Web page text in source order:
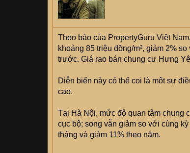
Theo báo của PropertyGuru Việt Nam,
khoảng 85 triệu đồng/m², giảm 2%
trước. Giá rao bán chung cư Hưng
Diễn biến này có thể coi là một sự
cao.
Tại Hà Nội, mức độ quan tâm chung
cục bộ; song vẫn giảm so với cùng
tháng và giảm 11% theo năm.